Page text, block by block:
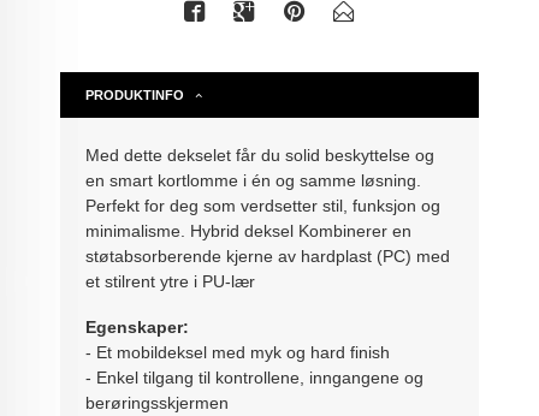
PRODUKTINFO
Med dette dekselet får du solid beskyttelse og
en smart kortlomme i én og samme løsning.
Perfekt for deg som verdsetter stil, funksjon og
minimalisme. Hybrid deksel Kombinerer en
støtabsorberende kjerne av hardplast (PC) med
et stilrent ytre i PU-lær
Egenskaper:
- Et mobildeksel med myk og hard finish
- Enkel tilgang til kontrollene, inngangene og
berøringsskjermen